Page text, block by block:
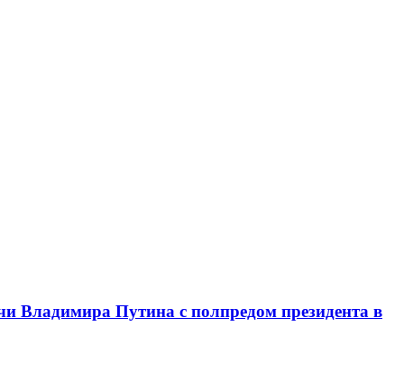
Владимира Путина с полпредом президента в